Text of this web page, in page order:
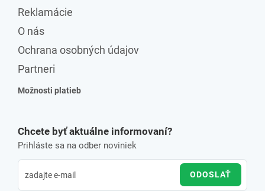
Reklamácie
O nás
Ochrana osobných údajov
Partneri
Možnosti platieb
Chcete byť aktuálne informovaní?
Prihláste sa na odber noviniek
ODOSLAŤ